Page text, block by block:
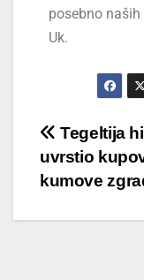
posebno
Uk.
Tegeltija
uvrstio
kumove